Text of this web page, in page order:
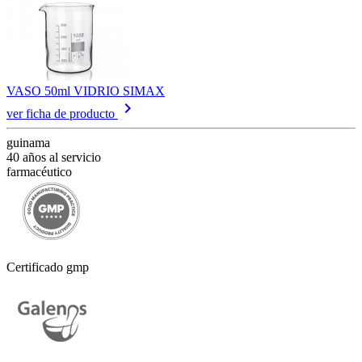
VASO 50ml VIDRIO SIMAX
ver ficha de producto
keyboard_arrow_right
guinama
40 años al servicio
farmacéutico
Certificado gmp